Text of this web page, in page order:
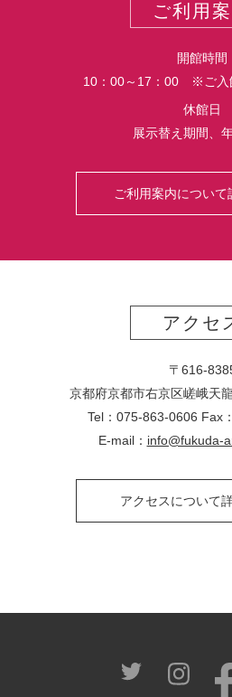
ご利用
開館時間
10：00～17：00 ※ご入
休館日
展示替え期間、
ご利用案内について
アクセ
〒616-
京都府京都市右京区嵯峨天
Tel：075-863-0606 Fax
E-mail： info@fukuda-
アクセスについて